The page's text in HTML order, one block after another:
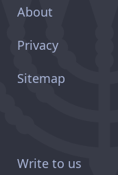
About
Privacy
Sitemap
Write to us